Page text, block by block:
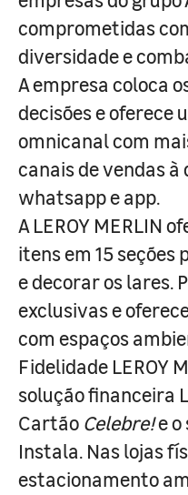
comprometidas
diversidade e
A empresa coloca
decisões e oferece
omnicanal com
canais de vendas
whatsapp e app.
A LEROY MERLIN
itens em 15
e decorar os lares.
exclusivas e
com espaços
Fidelidade LEROY
solução financeira
Cartão Celebre!e o
Instala. Nas lojas
estacionamento